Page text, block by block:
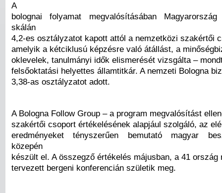
A
bolognai folyamat megvalósításában
skálán
4,2-es osztályzatot kapott attól a nemzetközi szakértői
amelyik a kétciklusú képzésre való átállást, a
oklevelek, tanulmányi idők elismerését vizsgálta –
felsőoktatási helyettes államtitkár. A nemzeti Bologna
3,38-as osztályzatot adott.
A Bologna Follow Group – a program megvalósítást
szakértői csoport értékelésének alapjául szolgáló, az
eredményeket tényszerűen bemutató magyar
közepén
készült el. A összegző értékelés májusban, a 41 ország
tervezett bergeni konferencián születik meg.